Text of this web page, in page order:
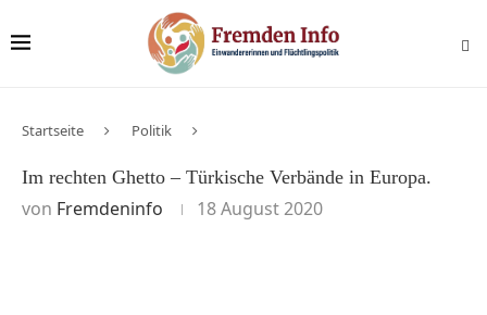
Startseite Politik
Im rechten Ghetto – Türkische Verbände in Europa.
von Fremdeninfo 18 August 2020